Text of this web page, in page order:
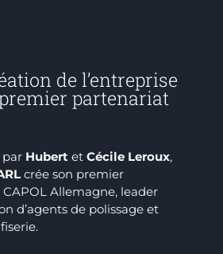
de l’entreprise
partenariat
Hubertet Cécile Leroux,
crée son premier
Allemagne, leader
d’agents de polissage et